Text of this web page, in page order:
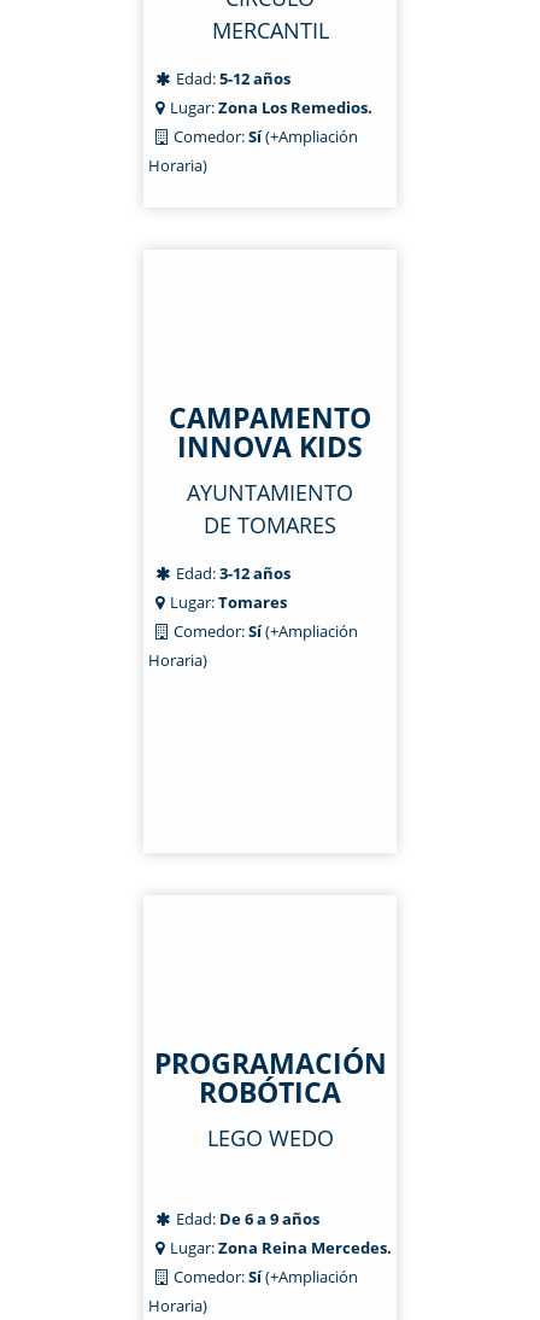
MERCANTIL
Edad:5-12 años
Lugar:Zona Los Remedios.
Comedor:Sí(+Ampliación
Horaria)
CAMPAMENTO
INNOVA KIDS
AYUNTAMIENTO
DE TOMARES
Edad:3-12 años
Lugar:Tomares
Comedor:Sí(+Ampliación
Horaria)
PROGRAMACIÓN
ROBÓTICA
LEGO WEDO
Edad: De 6 a 9 años
Lugar:Zona Reina Mercedes.
Comedor:Sí(+Ampliación
Horaria)